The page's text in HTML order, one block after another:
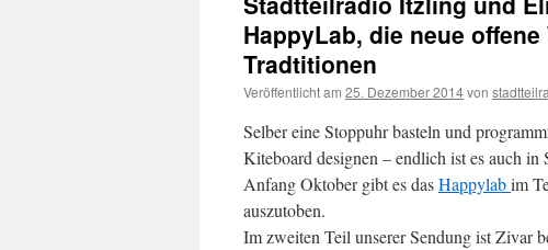
HappyLab, die neue
Tradtitionen
Veröffentlicht am 25. Dezember 2014von
Selber eine Stoppuhr basteln und
Kiteboard designen – endlich ist es auch
Anfang Oktober gibt es dasHappylabim
auszutoben.
Im zweiten Teil unserer Sendung ist Zivar